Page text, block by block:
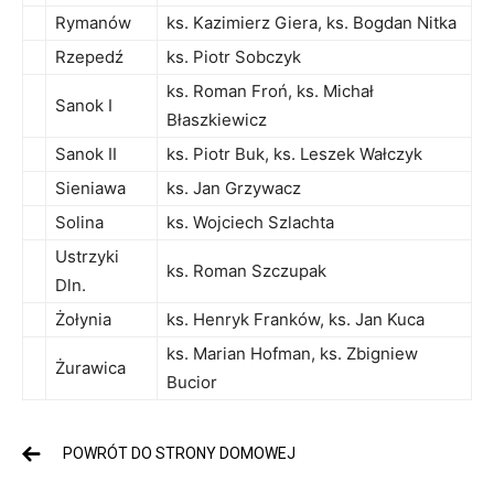
Rymanów
ks. Kazimierz Giera, ks. Bogdan Nitka
Rzepedź
ks. Piotr Sobczyk
Sanok I
ks. Roman Froń, ks. Michał
Błaszkiewicz
Sanok II
ks. Piotr Buk, ks. Leszek Wałczyk
Sieniawa
ks. Jan Grzywacz
Solina
ks. Wojciech Szlachta
Ustrzyki
Dln.
ks. Roman Szczupak
Żołynia ks. Henryk Franków, ks. Jan Kuca
Żurawica
ks. Marian Hofman, ks. Zbigniew
Bucior
POWRÓT DO STRONY DOMOWEJ